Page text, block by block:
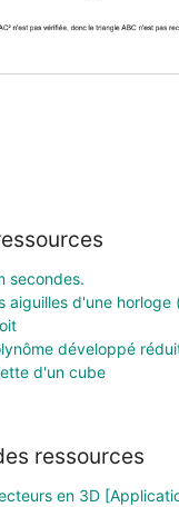
secondes.
aiguilles d'une horloge
développé
d'un cube
ressources
en 3D